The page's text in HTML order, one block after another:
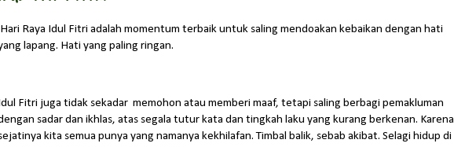
Hari Raya Idul Fitri adalah momentum terbaik untuk saling mendoakan kebaikan dengan hati
lapang. Hati yang paling ringan.
Fitri juga tidak sekadar memohon atau memberi maaf, tetapi saling berbagi pemakluman
sadar dan ikhlas, atas segala tutur kata dan tingkah laku yang kurang berkenan. Karena
kita semua punya yang namanya kekhilafan. Timbal balik, sebab akibat. Selagi hidup di